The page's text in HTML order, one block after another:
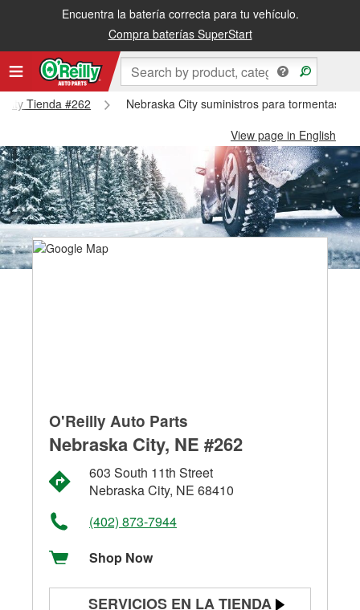
Encuentra la batería correcta para tu vehículo.
Compra baterías SuperStart
Tienda #262
Nebraska City suministros para tormentas
View page in English
O'Reilly Auto Parts
Nebraska City, NE #262
603 South 11th Street
Nebraska City, NE 68410
(402) 873-7944
Shop Now
SERVICIOS EN LA TIENDA